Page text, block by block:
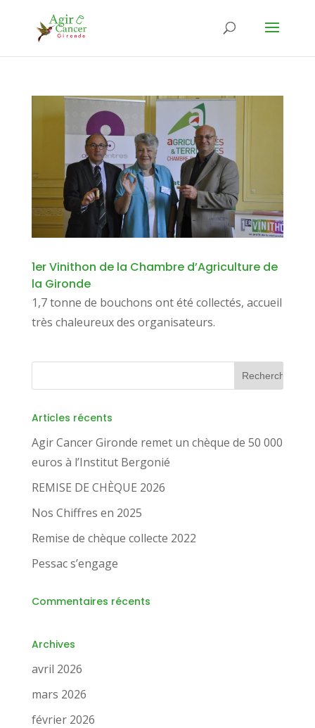
1er Vinithon de la Chambre d’Agriculture de
la Gironde
1,7 tonne de bouchons ont été collectés, accueil
très chaleureux des organisateurs.
Articles récents
Agir Cancer Gironde remet un chèque de 50 000
euros à l’Institut Bergonié
REMISE DE CHÈQUE 2026
Nos Chiffres en 2025
Remise de chèque collecte 2022
Pessac s’engage
Commentaires récents
Archives
avril 2026
mars 2026
février 2026